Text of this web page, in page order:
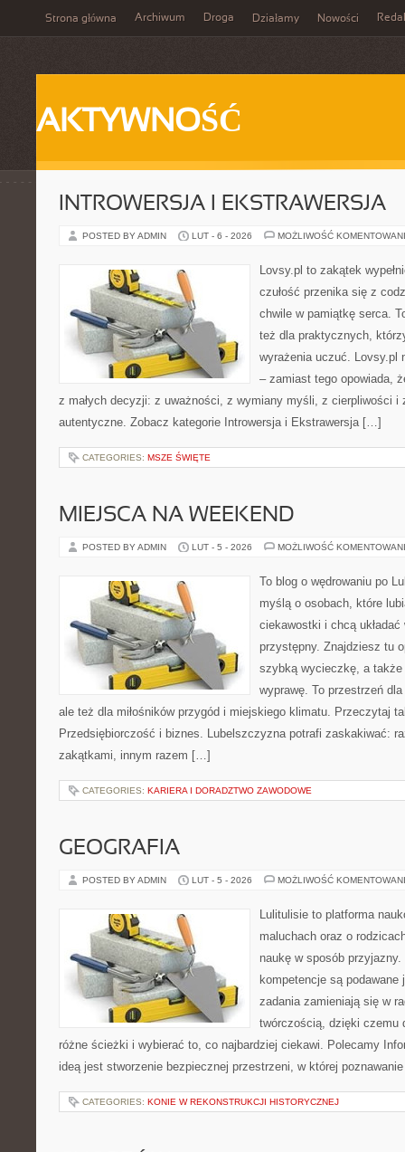
Strona główna Archiwum Droga Działamy Nowości
AKTYWNOŚĆ
INTROWERSJA I EKSTRAWERSJA
POSTED BY ADMIN LUT - 6 - 2026 MOŻLIWOŚĆ
Lovsy.pl to zakątek
czułość przenika się z
chwile w pamiątkę serca.
też dla praktycznych,
wyrażenia uczuć. Lovsy.pl
– zamiast tego opowiada,
z małych decyzji: z uważności, z wymiany myśli, z cierpliwości i
autentyczne. Zobacz kategorie Introwersja i Ekstrawersja […]
CATEGORIES: MSZE ŚWIĘTE
MIEJSCA NA WEEKEND
POSTED BY ADMIN LUT - 5 - 2026 MOŻLIWOŚĆ
To blog o wędrowaniu po
myślą o osobach, które
ciekawostki i chcą
przystępny. Znajdziesz tu
szybką wycieczkę, a także
wyprawę. To przestrzeń
ale też dla miłośników przygód i miejskiego klimatu. Przeczytaj
Przedsiębiorczość i biznes. Lubelszczyzna potrafi zaskakiwać:
zakątkami, innym razem […]
CATEGORIES: KARIERA I DORADZTWO ZAWODOWE
GEOGRAFIA
POSTED BY ADMIN LUT - 5 - 2026 MOŻLIWOŚĆ
Lulitulisie to platforma
maluchach oraz o
naukę w sposób
kompetencje są
zadania zamieniają się w
twórczością, dzięki czemu
różne ścieżki i wybierać to, co najbardziej ciekawi. Polecamy
ideą jest stworzenie bezpiecznej przestrzeni, w której
CATEGORIES: KONIE W REKONSTRUKCJI HISTORYCZNEJ